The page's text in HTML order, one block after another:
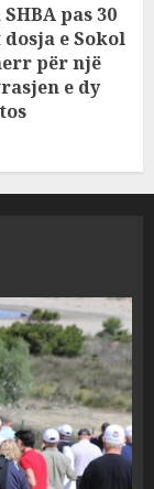
pas 30
e Sokol
për një
e dy